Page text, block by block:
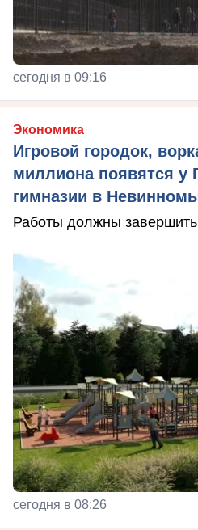
сегодня в 09:16
Экономика
Игровой городок,
миллиона появятся у
гимназии в
Работы должны
сегодня в 08:26